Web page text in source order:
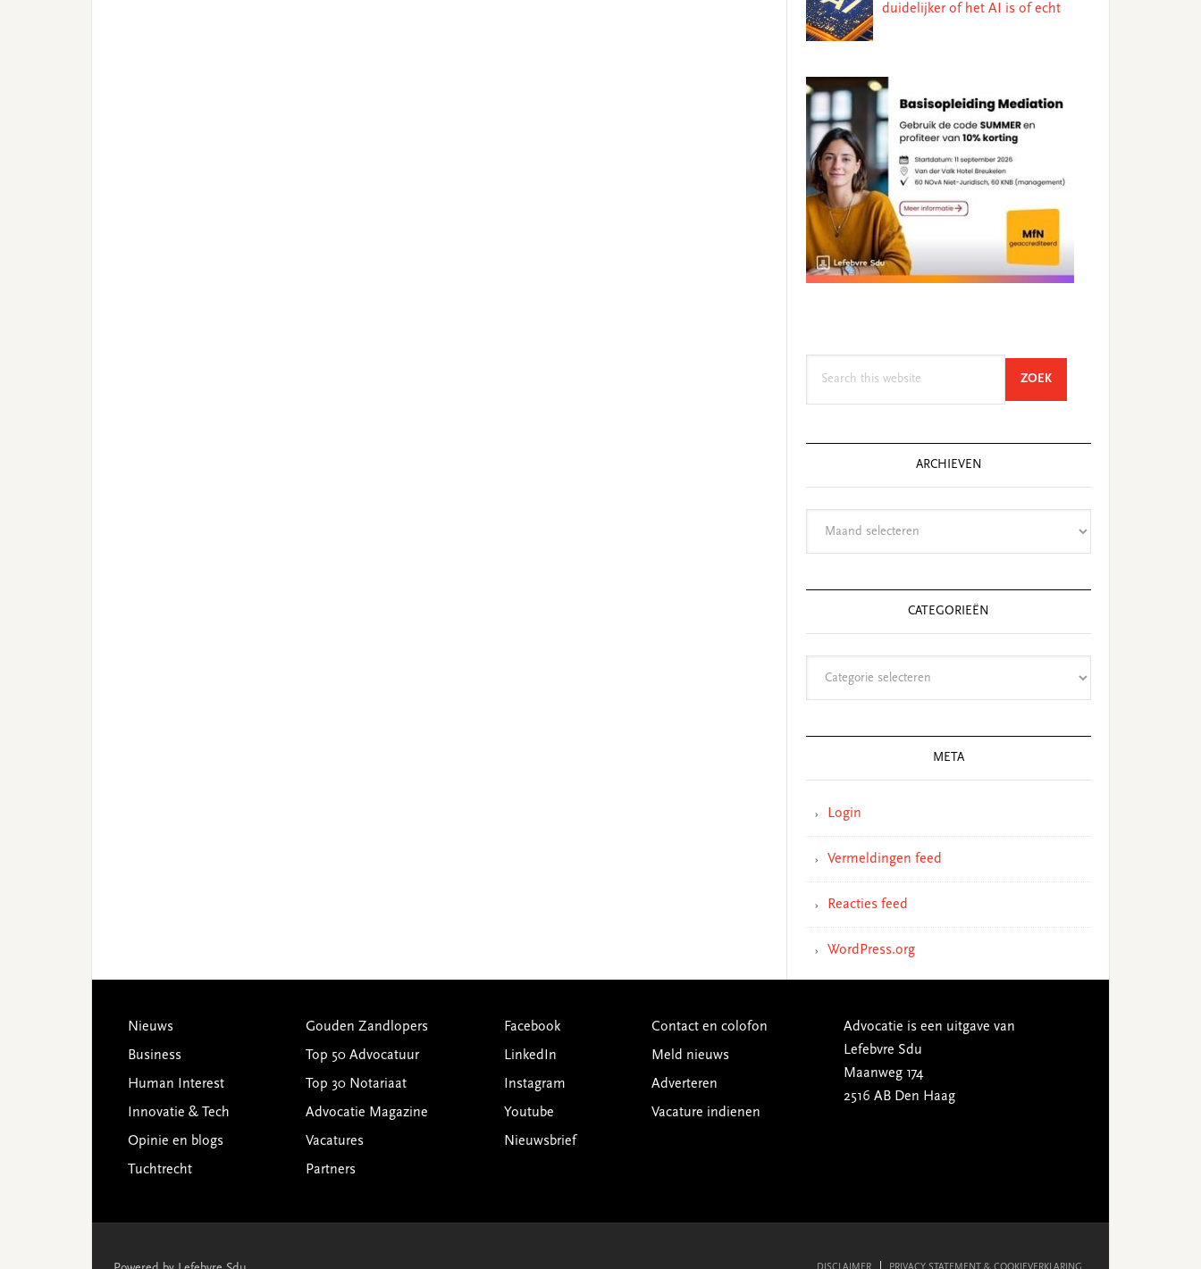
duidelijker of het AI is of echt
ZOEKSEARCH
ARCHIEVEN
CATEGORIEËN
META
Login
Vermeldingen feed
Reacties feed
WordPress.org
Footer
Nieuws
Business
Human Interest
Innovatie & Tech
Opinie en blogs
Tuchtrecht
Gouden Zandlopers
Top 50 Advocatuur
Top 30 Notariaat
Advocatie Magazine
Vacatures
Partners
Facebook
LinkedIn
Instagram
Youtube
Nieuwsbrief
Contact en colofon
Meld nieuws
Adverteren
Vacature indienen
Advocatie is een uitgave van
Lefebvre Sdu
Maanweg 174
2516 AB Den Haag